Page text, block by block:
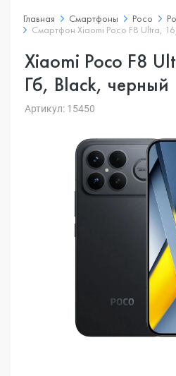
Главная Смартфоны Poco
Смартфон Xiaomi Poco F8 Ultra,
Xiaomi Poco F8
Гб, Black, черный
Артикул: 15450